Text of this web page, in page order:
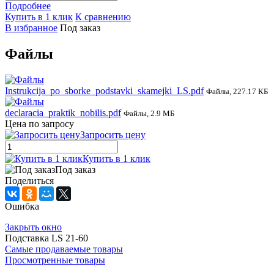
Подробнее
Купить в 1 клик К сравнению
В избранное Под заказ
Файлы
Instrukcija_po_sborke_podstavki_skamejki_LS.pdf Файлы, 227.17 КБ
declaracia_praktik_nobilis.pdf Файлы, 2.9 МБ
Цена по запросу
Запросить цену
Купить в 1 клик
Под заказ
Поделиться
Ошибка
Закрыть окно
Подставка LS 21-60
Самые продаваемые товары
Просмотренные товары